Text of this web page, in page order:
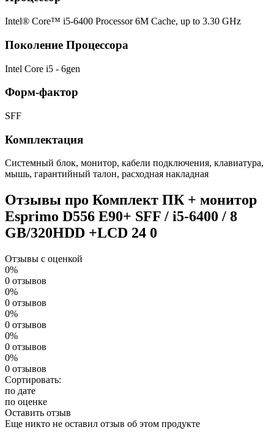
Intel® Core™ i5-6400 Processor 6M Cache, up to 3.30 GHz
Поколение Процессора
Intel Core i5 - 6gen
Форм-фактор
SFF
Комплектация
Системный блок, монитор, кабели подключения, клавиатура,
мышь, гарантийный талон, расходная накладная
Отзывы про Комплект ПК + монитор
Esprimo D556 E90+ SFF / i5-6400 / 8
GB/320HDD +LCD 24 0
Отзывы с оценкой
0%
0 отзывов
0%
0 отзывов
0%
0 отзывов
0%
0 отзывов
0%
0 отзывов
Сортировать:
по дате
по оценке
Оставить отзыв
Еще никто не оставил отзыв об этом продукте